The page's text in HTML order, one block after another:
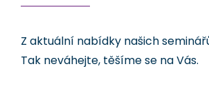
Z aktuální nabídky našich
Tak neváhejte, těšíme se na Vás.